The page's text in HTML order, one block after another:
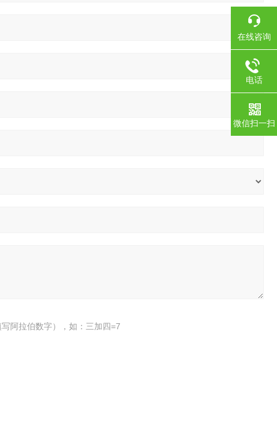
阿拉伯数字），如：三加四=7
在线咨询
电话
微信扫一扫